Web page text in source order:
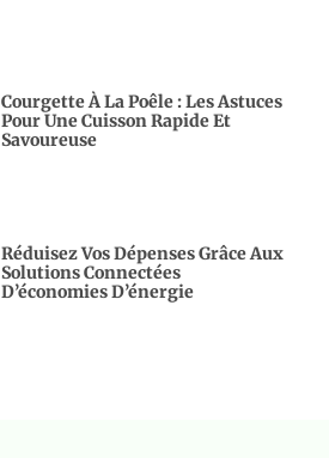
Courgette À La Poêle : Les Astuces
Pour Une Cuisson Rapide Et
Savoureuse
Réduisez Vos Dépenses Grâce Aux
Solutions Connectées
D’économies D’énergie